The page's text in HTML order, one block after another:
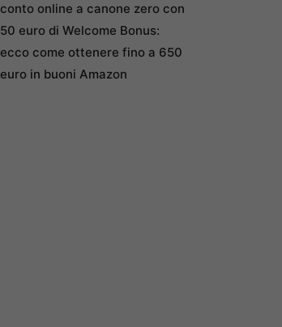
conto online a canone zero con
50 euro di Welcome Bonus:
ecco come ottenere fino a 650
euro in buoni Amazon